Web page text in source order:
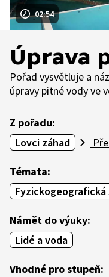
02:54
Úprava
Pořad vysvětluje a
úpravy pitné vody ve
Z pořadu:
Lovci záhad
Témata:
Fyzickogeografická
Námět do výuky:
Lidé a voda
Vhodné pro stupeň: